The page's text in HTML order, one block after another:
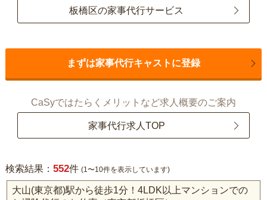
板橋区の家事代行サービス
まずは家事代行キャストに登録
CaSyではたらくメリットなど求人概要のご案内
家事代行求人TOP
検索結果： 552件 (1〜10件を表示しています)
大山(東京都)駅から徒歩1分！4LDK以上マンションでの